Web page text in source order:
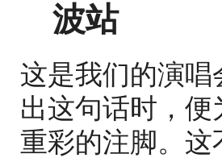
波站
这是我们的演
出这句话时，便
重彩的注脚。这